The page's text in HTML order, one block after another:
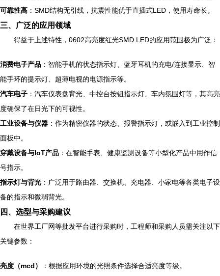
可靠性高 ：SMD结构无引线，抗震性能优于直插式LED，使用寿命长。
三、广泛的应用领域
得益于上述特性，0602高亮度红光SMD LED的应用范围极为广泛：
消费电子产品 ：智能手机的状态指示灯、蓝牙耳机的充电/连接显示、智
能手环的提示灯、超薄电视的电源指示等。
汽车电子 ：汽车仪表盘背光、中控台按钮指示灯、车内氛围灯等，其高亮
度确保了在日光下的可视性。
工业设备与仪器 ：作为精密仪器的状态、报警指示灯，或嵌入到工业控制
面板中。
穿戴设备与IoT产品 ：在智能手表、健康监测设备等小型化产品中用作信
号指示。
指示灯与背光 ：广泛用于路由器、交换机、充电器、小家电等各类电子设
备的指示和微弱背光。
四、选型与采购建议
在世界工厂网等批发平台进行采购时，工程师和采购人员需关注以下
关键参数：
亮度（mcd）
：根据应用环境的光照条件选择合适亮度等级。